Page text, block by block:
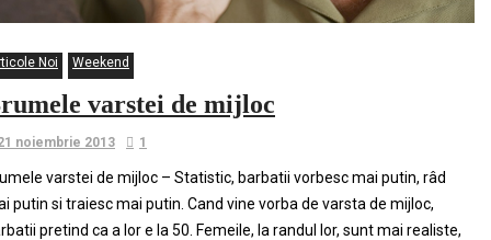
Noi Weekend
varstei de mijloc
noiembrie 2013 1
varstei de mijloc – Statistic, barbatii vorbesc mai putin, râd
putin si traiesc mai putin. Cand vine vorba de varsta de mijloc,
pretind ca a lor e la 50. Femeile, la randul lor, sunt mai realiste,